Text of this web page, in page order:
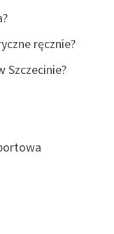
ręcznie?
Szczecinie?